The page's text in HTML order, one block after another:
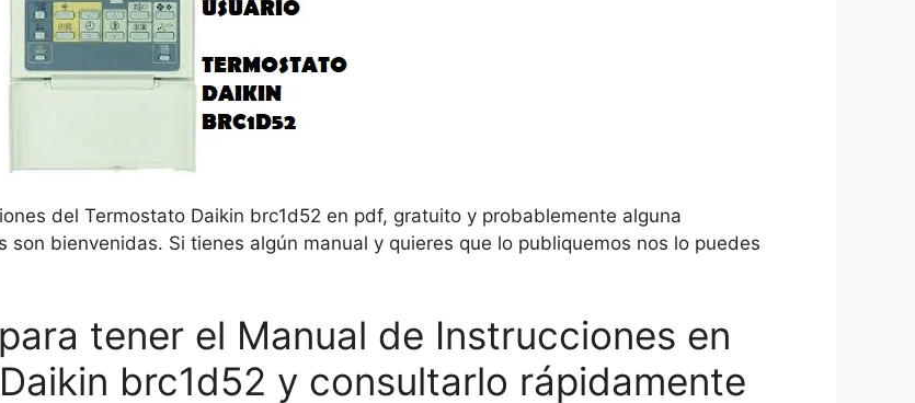
del Termostato Daikin brc1d52 en pdf, gratuito y probablemente alguna
bienvenidas. Si tienes algún manual y quieres que lo publiquemos nos lo puedes
tener el Manual de Instrucciones en
brc1d52 y consultarlo rápidamente